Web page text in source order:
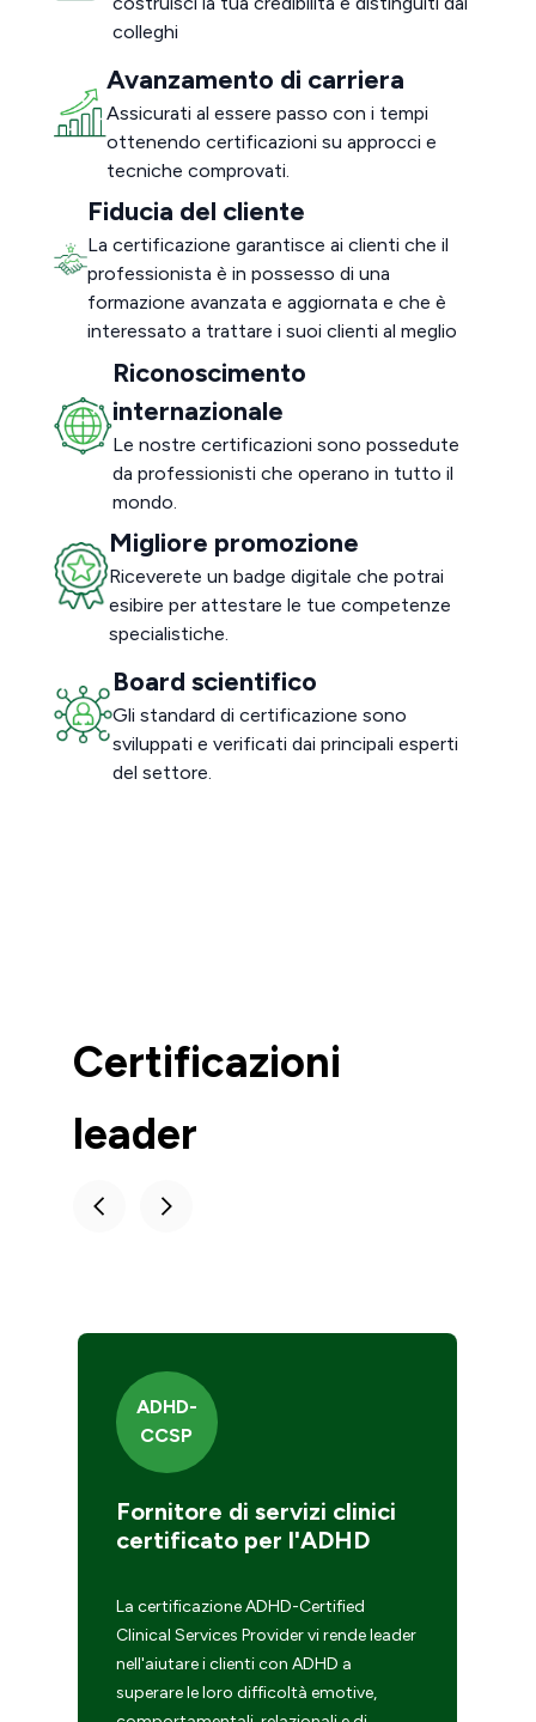
colleghi
Avanzamento di carriera
Assicurati al essere passo con i tempi
ottenendo certificazioni su approcci e
tecniche comprovati.
Fiducia del cliente
La certificazione garantisce ai clienti che il
professionista è in possesso di una
formazione avanzata e aggiornata e che è
interessato a trattare i suoi clienti al meglio
Riconoscimento
internazionale
Le nostre certificazioni sono possedute
da professionisti che operano in tutto il
mondo.
Migliore promozione
Riceverete un badge digitale che potrai
esibire per attestare le tue competenze
specialistiche.
Board scientifico
Gli standard di certificazione sono
sviluppati e verificati dai principali esperti
del settore.
Certificazioni
leader
ADHD-
CCSP
Fornitore di servizi clinici
certificato per l'ADHD
La certificazione ADHD-Certified
Clinical Services Provider vi rende leader
nell'aiutare i clienti con ADHD a
superare le loro difficoltà emotive,